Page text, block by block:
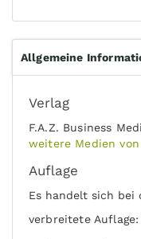
Allgemeine
Verlag
F.A.Z. Business
weitere Medien
Auflage
Es handelt sich bei
verbreitete Auflage: